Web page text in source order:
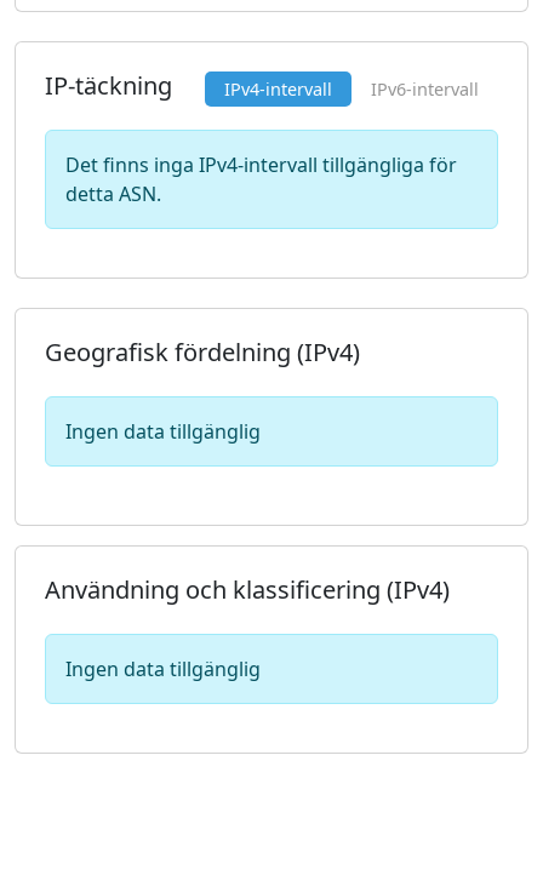
IP-täckning IPv4-intervall IPv6-intervall
Det finns inga IPv4-intervall tillgängliga för
detta ASN.
Geografisk fördelning (IPv4)
Ingen data tillgänglig
Användning och klassificering (IPv4)
Ingen data tillgänglig